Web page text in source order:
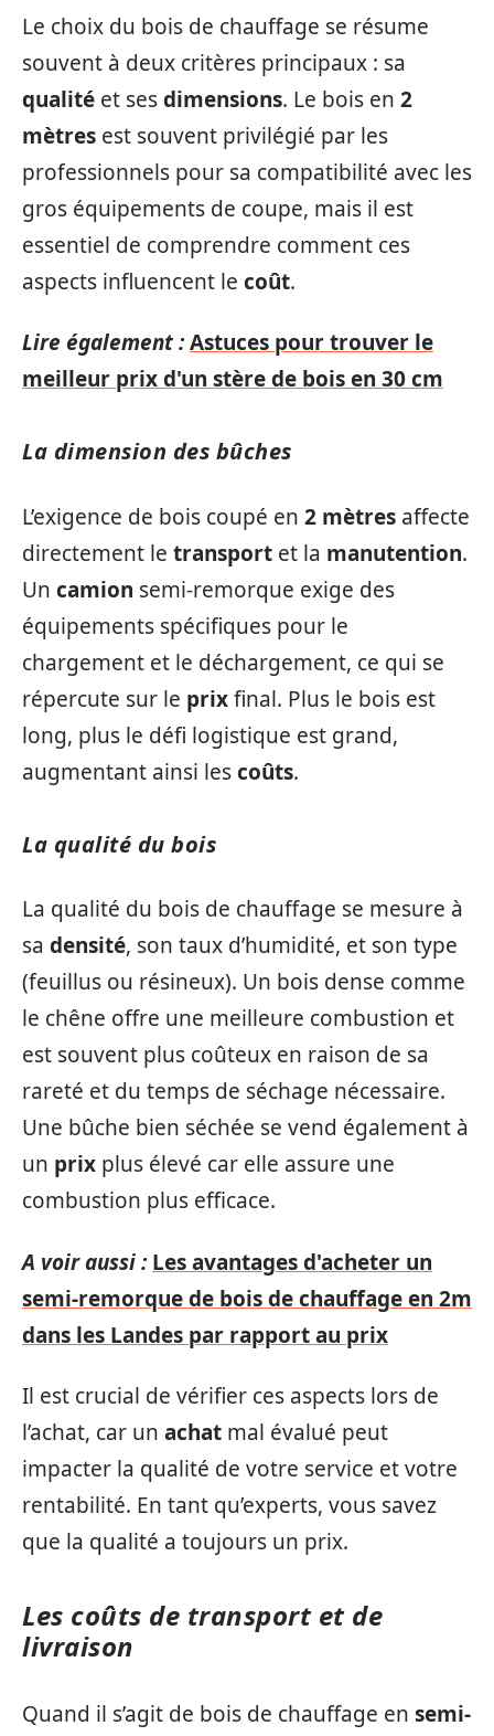
Le choix du bois de chauffage se résume
souvent à deux critères principaux : sa
qualité et sesdimensions. Le bois en 2
mètres est souvent privilégié par les
professionnels pour sa compatibilité avec les
gros équipements de coupe, mais il est
essentiel de comprendre comment ces
aspects influencent le coût.
Lire également :Astuces pour trouver le
meilleur prix d'un stère de bois en 30 cm
La dimension des bûches
L’exigence de bois coupé en 2 mètres affecte
directement le transport et la manutention.
Un camion semi-remorque exige des
équipements spécifiques pour le
chargement et le déchargement, ce qui se
répercute sur le prixfinal. Plus le bois est
long, plus le défi logistique est grand,
augmentant ainsi lescoûts.
La qualité du bois
La qualité du bois de chauffage se mesure à
sa densité, son taux d’humidité, et son type
(feuillus ou résineux). Un bois dense comme
le chêne offre une meilleure combustion et
est souvent plus coûteux en raison de sa
rareté et du temps de séchage nécessaire.
Une bûche bien séchée se vend également à
un prix plus élevé car elle assure une
combustion plus efficace.
A voir aussi : Les avantages d'acheter un
semi-remorque de bois de chauffage en 2m
dans les Landes par rapport au prix
Il est crucial de vérifier ces aspects lors de
l’achat, car un achat mal évalué peut
impacter la qualité de votre service et votre
rentabilité. En tant qu’experts, vous savez
que la qualité a toujours un prix.
Les coûts de transport et de
livraison
Quand il s’agit de bois de chauffage en semi-